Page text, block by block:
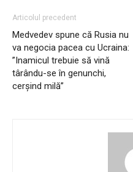
Articolul precedent
Medvedev spune că Rusia nu
va negocia pacea cu Ucraina:
”Inamicul trebuie să vină
târându-se în genunchi,
cerşind milă”